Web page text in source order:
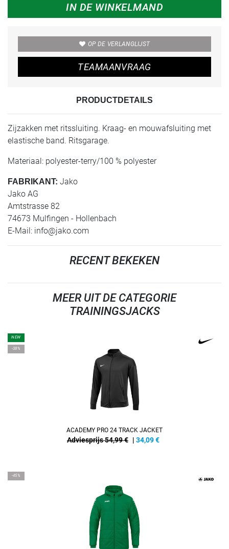
IN DE WINKELMAND
OP DE VERLANGLIJST
TEAMAANVRAAG
PRODUCTDETAILS
Zijzakken met ritssluiting. Kraag- en mouwafsluiting met
elastische band. Ritsgarage.
Materiaal: polyester-terry/100 % polyester
FABRIKANT: Jako
Jako AG
Amtstrasse 82
74673 Mulfingen - Hollenbach
E-Mail: info@jako.com
RECENT BEKEKEN
MEER UIT DE CATEGORIE
TRAININGSJACKS
NEW
-38%
ACADEMY PRO 24 TRACK JACKET
Adviesprijs 54,99 € | 34,09€
-45%